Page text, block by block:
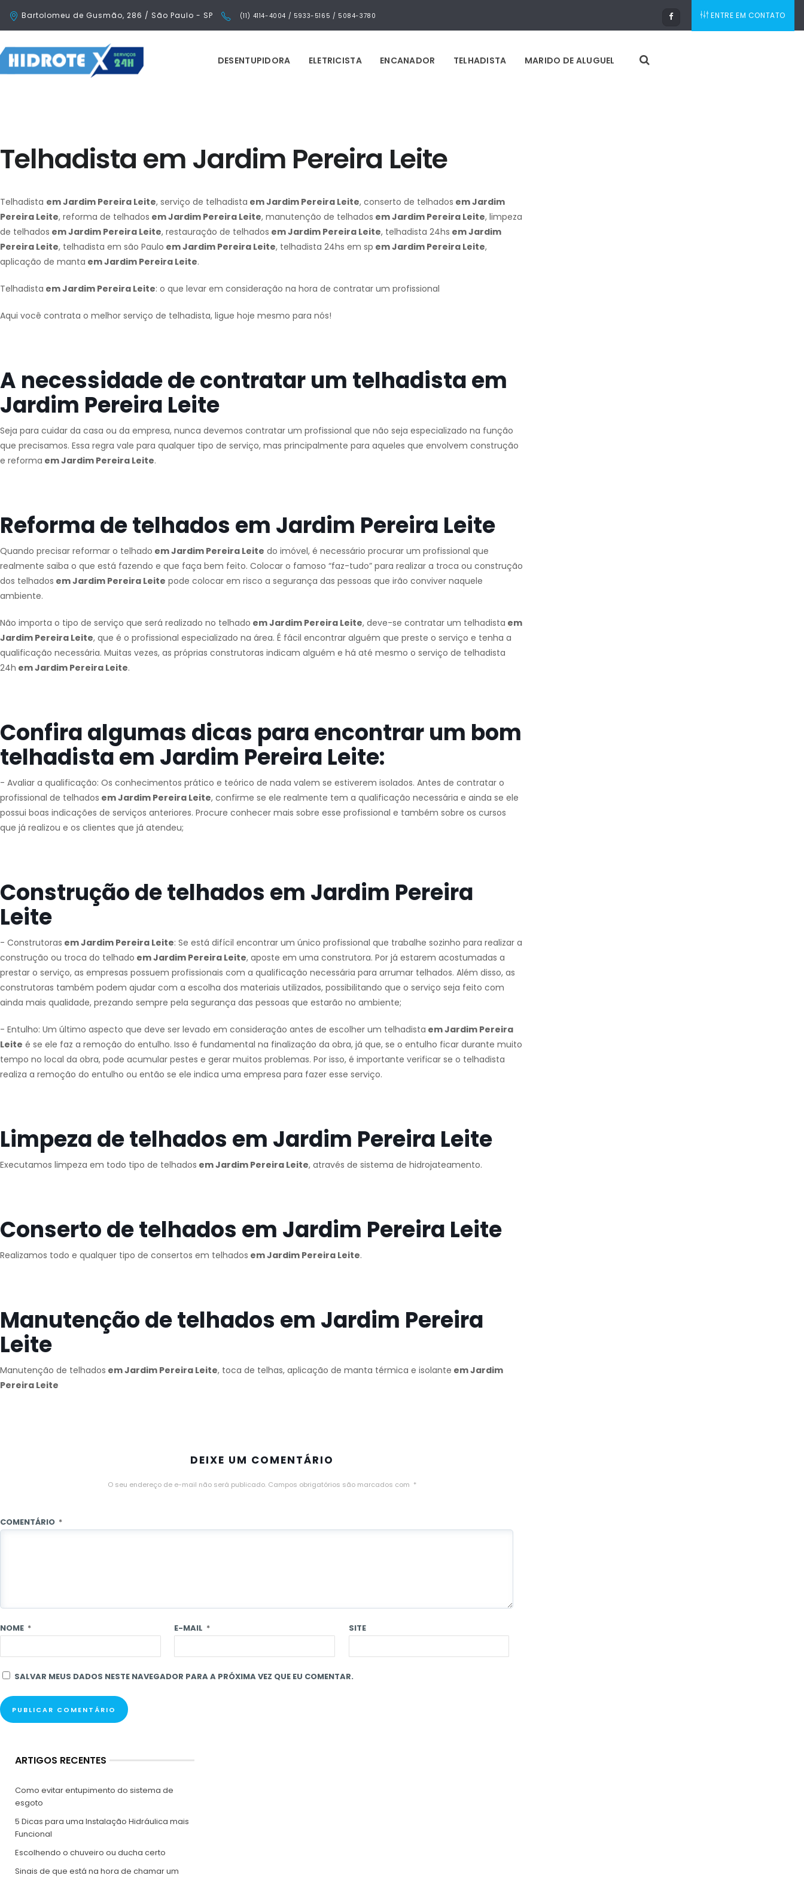
Bartolomeu de Gusmão, 286 / São Paulo - SP (11) 4114-4004 / 5933-5165 / 5084-3780 ENTRE EM CONTATO
DESENTUPIDORA ELETRICISTA ENCANADOR TELHADISTA MARIDO DE ALUGUEL
Telhadista em Jardim Pereira Leite
Telhadista em Jardim Pereira Leite, serviço de telhadista em Jardim Pereira Leite, conserto de telhados em Jardim
Pereira Leite, reforma de telhados em Jardim Pereira Leite, manutenção de telhados em Jardim Pereira Leite, limpeza
de telhados em Jardim Pereira Leite, restauração de telhados em Jardim Pereira Leite, telhadista 24hs em Jardim
Pereira Leite, telhadista em são Paulo em Jardim Pereira Leite, telhadista 24hs em sp em Jardim Pereira Leite,
aplicação de manta em Jardim Pereira Leite.
Telhadista em Jardim Pereira Leite: o que levar em consideração na hora de contratar um profissional
Aqui você contrata o melhor serviço de telhadista, ligue hoje mesmo para nós!
A necessidade de contratar um telhadista em
Jardim Pereira Leite
Seja para cuidar da casa ou da empresa, nunca devemos contratar um profissional que não seja especializado na função
que precisamos. Essa regra vale para qualquer tipo de serviço, mas principalmente para aqueles que envolvem construção
e reforma em Jardim Pereira Leite.
Reforma de telhados em Jardim Pereira Leite
Quando precisar reformar o telhado em Jardim Pereira Leite do imóvel, é necessário procurar um profissional que
realmente saiba o que está fazendo e que faça bem feito. Colocar o famoso “faz-tudo” para realizar a troca ou construção
dos telhados em Jardim Pereira Leite pode colocar em risco a segurança das pessoas que irão conviver naquele
ambiente.
Não importa o tipo de serviço que será realizado no telhado em Jardim Pereira Leite, deve-se contratar um telhadista em
Jardim Pereira Leite, que é o profissional especializado na área. É fácil encontrar alguém que preste o serviço e tenha a
qualificação necessária. Muitas vezes, as próprias construtoras indicam alguém e há até mesmo o serviço de telhadista
24h em Jardim Pereira Leite.
Confira algumas dicas para encontrar um bom
telhadista em Jardim Pereira Leite:
- Avaliar a qualificação: Os conhecimentos prático e teórico de nada valem se estiverem isolados. Antes de contratar o
profissional de telhados em Jardim Pereira Leite, confirme se ele realmente tem a qualificação necessária e ainda se ele
possui boas indicações de serviços anteriores. Procure conhecer mais sobre esse profissional e também sobre os cursos
que já realizou e os clientes que já atendeu;
Construção de telhados em Jardim Pereira
Leite
- Construtoras em Jardim Pereira Leite: Se está difícil encontrar um único profissional que trabalhe sozinho para realizar a
construção ou troca do telhado em Jardim Pereira Leite, aposte em uma construtora. Por já estarem acostumadas a
prestar o serviço, as empresas possuem profissionais com a qualificação necessária para arrumar telhados. Além disso, as
construtoras também podem ajudar com a escolha dos materiais utilizados, possibilitando que o serviço seja feito com
ainda mais qualidade, prezando sempre pela segurança das pessoas que estarão no ambiente;
- Entulho: Um último aspecto que deve ser levado em consideração antes de escolher um telhadista em Jardim Pereira
Leite é se ele faz a remoção do entulho. Isso é fundamental na finalização da obra, já que, se o entulho ficar durante muito
tempo no local da obra, pode acumular pestes e gerar muitos problemas. Por isso, é importante verificar se o telhadista
realiza a remoção do entulho ou então se ele indica uma empresa para fazer esse serviço.
Limpeza de telhados em Jardim Pereira Leite
Executamos limpeza em todo tipo de telhados em Jardim Pereira Leite, através de sistema de hidrojateamento.
Conserto de telhados em Jardim Pereira Leite
Realizamos todo e qualquer tipo de consertos em telhados em Jardim Pereira Leite.
Manutenção de telhados em Jardim Pereira
Leite
Manutenção de telhados em Jardim Pereira Leite, toca de telhas, aplicação de manta térmica e isolante em Jardim
Pereira Leite
DEIXE UM COMENTÁRIO
O seu endereço de e-mail não será publicado. Campos obrigatórios são marcados com *
COMENTÁRIO *
NOME * E-MAIL * SITE
SALVAR MEUS DADOS NESTE NAVEGADOR PARA A PRÓXIMA VEZ QUE EU COMENTAR.
ARTIGOS RECENTES
Como evitar entupimento do sistema de
esgoto
5 Dicas para uma Instalação Hidráulica mais
Funcional
Escolhendo o chuveiro ou ducha certo
Sinais de que está na hora de chamar um